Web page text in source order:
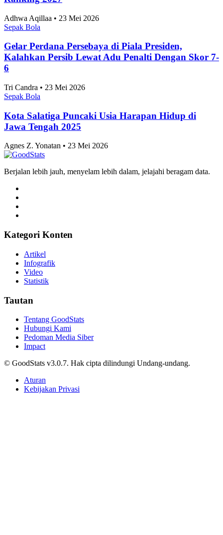
Adhwa Aqillaa • 23 Mei 2026
Sepak Bola
Gelar Perdana Persebaya di Piala Presiden,
Kalahkan Persib Lewat Adu Penalti Dengan Skor 7-
6
Tri Candra • 23 Mei 2026
Sepak Bola
Kota Salatiga Puncaki Usia Harapan Hidup di
Jawa Tengah 2025
Agnes Z. Yonatan • 23 Mei 2026
Berjalan lebih jauh, menyelam lebih dalam, jelajahi beragam data.
Kategori Konten
Artikel
Infografik
Video
Statistik
Tautan
Tentang GoodStats
Hubungi Kami
Pedoman Media Siber
Impact
© GoodStats v3.0.7. Hak cipta dilindungi Undang-undang.
Aturan
Kebijakan Privasi